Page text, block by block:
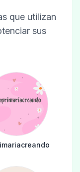
que utilizan
sus